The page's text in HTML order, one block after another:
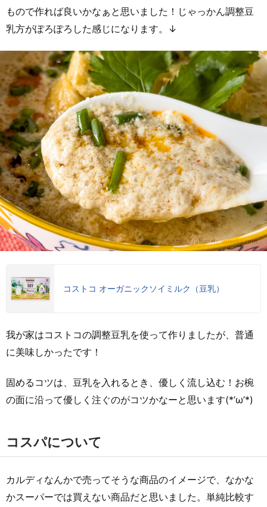
もので作れば良いかなぁと思いました！じゃっかん調整豆
乳方がぽろぽろした感じになります。↓
コストコ オーガニックソイミルク（豆乳）
我が家はコストコの調整豆乳を使って作りましたが、普通
に美味しかったです！
固めるコツは、豆乳を入れるとき、優しく流し込む！お椀
の面に沿って優しく注ぐのがコツかなーと思います(*’ω’*)
コスパについて
カルディなんかで売ってそうな商品のイメージで、なかな
かスーパーでは買えない商品だと思いました。単純比較す